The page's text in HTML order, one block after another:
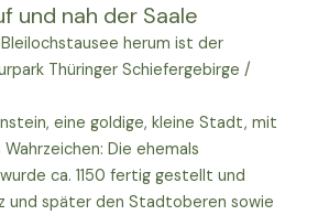
und nah der Saale
herum ist der
Thüringer Schiefergebirge /
eine goldige, kleine Stadt, mit
Die ehemals
ca. 1150 fertig gestellt und
und später den Stadtoberen sowie